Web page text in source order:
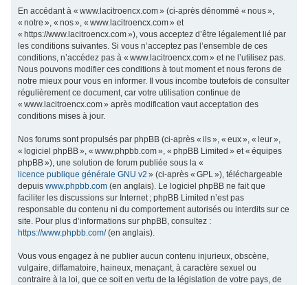
En accédant à « www.lacitroencx.com » (ci-après dénommé « nous »,
« notre », « nos », « www.lacitroencx.com » et
« https://www.lacitroencx.com »), vous acceptez d’être légalement lié par
les conditions suivantes. Si vous n’acceptez pas l’ensemble de ces
conditions, n’accédez pas à « www.lacitroencx.com » et ne l’utilisez pas.
Nous pouvons modifier ces conditions à tout moment et nous ferons de
notre mieux pour vous en informer. Il vous incombe toutefois de consulter
régulièrement ce document, car votre utilisation continue de
« www.lacitroencx.com » après modification vaut acceptation des
conditions mises à jour.
Nos forums sont propulsés par phpBB (ci-après « ils », « eux », « leur »,
« logiciel phpBB », « www.phpbb.com », « phpBB Limited » et « équipes
phpBB »), une solution de forum publiée sous la «
licence publique générale GNU v2 » (ci-après « GPL »), téléchargeable
depuiswww.phpbb.com (en anglais). Le logiciel phpBB ne fait que
faciliter les discussions sur Internet ; phpBB Limited n’est pas
responsable du contenu ni du comportement autorisés ou interdits sur ce
site. Pour plus d’informations sur phpBB, consultez :
https://www.phpbb.com/(en anglais).
Vous vous engagez à ne publier aucun contenu injurieux, obscène,
vulgaire, diffamatoire, haineux, menaçant, à caractère sexuel ou
contraire à la loi, que ce soit en vertu de la législation de votre pays, de